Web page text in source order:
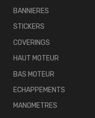
BANNIERES
STICKERS
COVERINGS
HAUT MOTEUR
BAS MOTEUR
ECHAPPEMENTS
MANOMETRES